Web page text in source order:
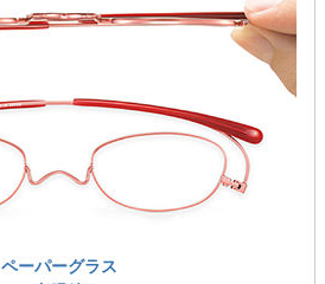
ペーパーグラス